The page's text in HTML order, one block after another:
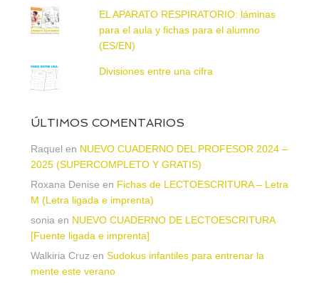
EL APARATO RESPIRATORIO: láminas
para el aula y fichas para el alumno
(ES/EN)
Divisiones entre una cifra
ÚLTIMOS COMENTARIOS
Raquel en NUEVO CUADERNO DEL PROFESOR 2024 –
2025 (SUPERCOMPLETO Y GRATIS)
Roxana Denise en Fichas de LECTOESCRITURA – Letra
M (Letra ligada e imprenta)
sonia en NUEVO CUADERNO DE LECTOESCRITURA
[Fuente ligada e imprenta]
Walkiria Cruz en Sudokus infantiles para entrenar la
mente este verano